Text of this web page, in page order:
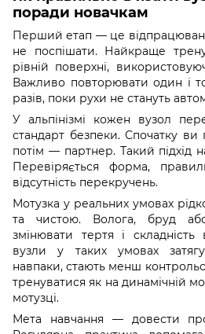
поради новачкам
Перший етап — це
не поспішати. Найкраще
рівній поверхні,
Важливо повторювати один і
разів, поки рухи не стануть
У альпінізмі кожен вузол
стандарт безпеки. Спочатку ви
потім — партнер. Такий підхід
Перевіряється форма,
відсутність перекручень.
Мотузка у реальних умовах
та чистою. Волога, бруд
змінювати тертя і складність
вузли у таких умовах
навпаки, стають менш
тренуватися як на динамічній
мотузці.
Мета навчання — довести